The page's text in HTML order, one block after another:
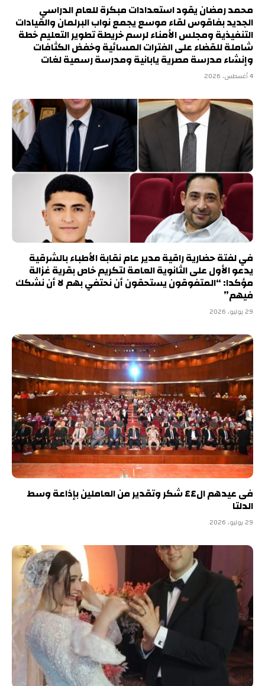
محمد رمضان يقود استعدادات مبكرة للعام الدراسي
الجديد بفاقوس لقاء موسع يجمع نواب البرلمان والقيادات
التنفيذية ومجلس الأمناء لرسم خريطة تطوير التعليم خطة
شاملة للقضاء على الفترات المسائية وخفض الكثافات
وإنشاء مدرسة مصرية يابانية ومدرسة رسمية لغات
4 أغسطس، 2026
في لفتة حضارية راقية مدير عام نقابة الأطباء بالشرقية
يدعو الأول على الثانوية العامة لتكريم خاص بقرية غزالة
مؤكدا: “المتفوقون يستحقون أن نحتفي بهم لا أن نشكك
فيهم”
29 يوليو، 2026
فى عيدهم ال٤٤ شكر وتقدير من العاملين بإذاعة وسط
الدلتا
29 يوليو، 2026